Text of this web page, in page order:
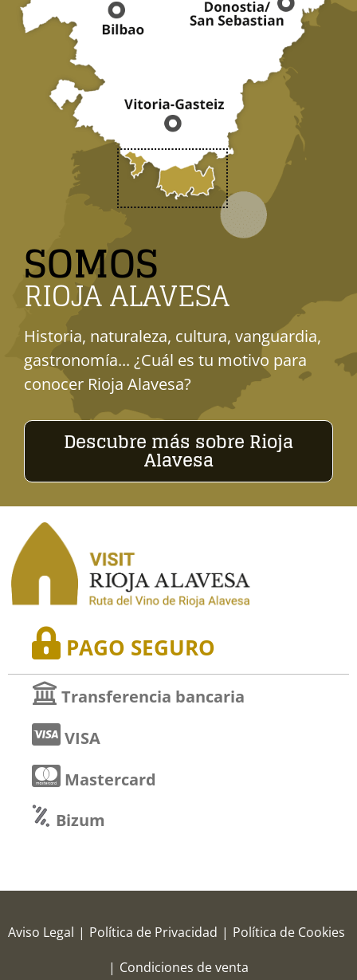
SOMOS
RIOJA ALAVESA
Historia, naturaleza, cultura, vanguardia,
gastronomía... ¿Cuál es tu motivo para
conocer Rioja Alavesa?
Descubre más sobre Rioja
Alavesa
PAGO SEGURO
Transferencia bancaria
VISA
Mastercard
Bizum
Aviso Legal | Política de Privacidad | Política de Cookies
| Condiciones de venta